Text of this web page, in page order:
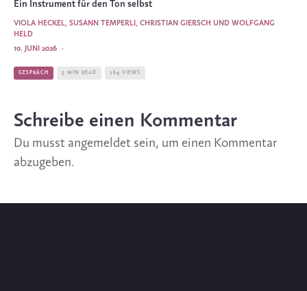
Ein Instrument für den Ton selbst
VIOLA HECKEL, SUSANN TEMPERLI, CHRISTIAN GIERSCH UND WOLFGANG
HELD
·
10. JUNI 2026
GESPRÄCH 5 MIN READ 264 VIEWS
Schreibe einen Kommentar
Du musst angemeldet sein, um einen Kommentar
abzugeben.